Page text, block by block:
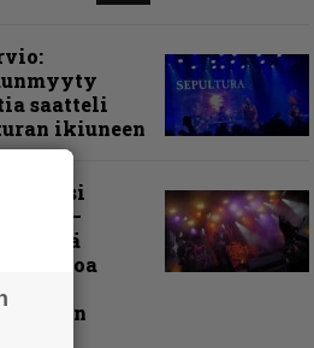
saatteli
ikiuneen
Raikasi
–
neljä
nostoa